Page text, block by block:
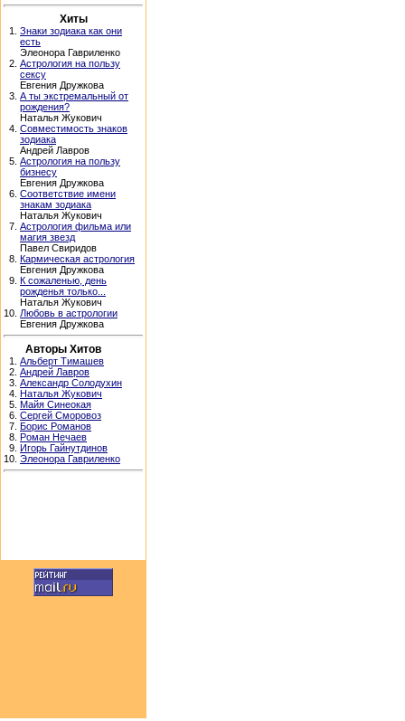
Хиты
1. Знаки зодиака как они
есть
Элеонора Гавриленко
2. Астрология на пользу
сексу
Евгения Дружкова
3. А ты экстремальный от
рождения?
Наталья Жукович
4. Совместимость знаков
зодиака
Андрей Лавров
5. Астрология на пользу
бизнесу
Евгения Дружкова
6. Соответствие имени
знакам зодиака
Наталья Жукович
7. Астрология фильма или
магия звезд
Павел Свиридов
8. Кармическая астрология
Евгения Дружкова
9. К сожаленью, день
рожденья только...
Наталья Жукович
10. Любовь в астрологии
Евгения Дружкова
Авторы Хитов
1. Альберт Тимашев
2. Андрей Лавров
3. Александр Солодухин
4. Наталья Жукович
5. Майя Синеокая
6. Сергей Сморовоз
7. Борис Романов
8. Роман Нечаев
9. Игорь Гайнутдинов
10. Элеонора Гавриленко